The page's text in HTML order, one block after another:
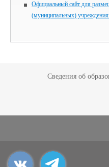
Официальный сайт для
(муниципальных)
Сведения об